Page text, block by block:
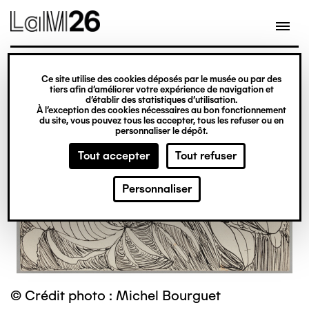
Gestion des cookies
Ce site utilise des cookies déposés par le musée ou par des
tiers afin d’améliorer votre expérience de navigation et
d’établir des statistiques d’utilisation.
À l’exception des cookies nécessaires au bon fonctionnement
du site, vous pouvez tous les accepter, tous les refuser ou en
personnaliser le dépôt.
Tout accepter Tout refuser
Personnaliser
contenu
© Crédit photo : Michel Bourguet